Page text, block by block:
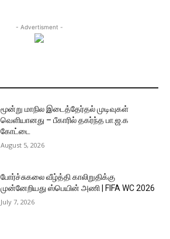
- Advertisment -
மூன்று மாநில இடைத்தேர்தல் முடிவுகள்
வெளியானது – பீகாரில் தகர்ந்த பா.ஜ.க
கோட்டை
August 5, 2026
போர்ச்சுகலை வீழ்த்தி காலிறுதிக்கு
முன்னேறியது ஸ்பெயின் அணி | FIFA WC 2026
July 7, 2026